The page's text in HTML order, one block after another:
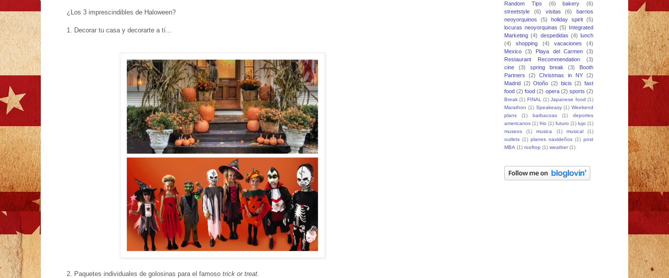
¿Los 3 imprescindibles de Haloween?
1. Decorar tu casa y decorarte a tí...
2. Paquetes individuales de golosinas para el famoso trick or treat.
Random Tips
(6) bakery
(6)
streetstyle
(6) visitas (6)
barrios
neoyorquinos
(5) holiday spirit (5)
locuras neoyorquinas (5) Integrated
Marketing (4) despedidas (4) lunch
(4)
shopping (4) vacaciones
(4)
Mexico
(3) Playa del Carmen
(3)
Restaurant Recommendation
(3)
cine
(3) spring break (3)
Booth
Partners
(2) Christmas in NY
(2)
Madrid (2) Otoño (2) bicis (2) fast
food (2) food (2) opera (2) sports (2)
Break (1) FINAL (1) Japanese food (1)
Marathon (1) Speakeasy (1) Weekend
plans
(1) barbacoas (1)
deportes
americanos (1) frio (1) futuro (1) lujo (1)
museos
(1) musica (1) musical
(1)
outlets (1) planes navideños (1) post
MBA (1) rooftop (1) weather (1)